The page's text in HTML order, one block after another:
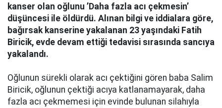
kanser olan oğlunu ’Daha fazla acı çekmesin’
düşüncesi ile öldürdü. Alınan bilgi ve iddialara göre,
bağırsak kanserine yakalanan 23 yaşındaki Fatih
Biricik, evde devam ettiği tedavisi sırasında sancıya
yakalandı.
Oğlunun sürekli olarak acı çektiğini gören baba Salim
Biricik, oğlunun çektiği acıya katlanamayarak, daha
fazla acı çekmemesi için evinde bulunan silahıyla